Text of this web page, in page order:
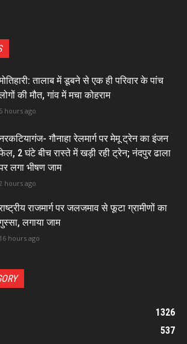
तालाब में डूबने से एक ही परिवार के पांच
की मौत, गांव में मचा कोहराम
5 hours ago
गौनाहा रेलमार्ग पर मेमू ट्रेन का इंजन
2 घंटे बीच रास्ते में खड़ी रही ट्रेन; नंदपुर ढाला
लगा भीषण जाम
hours ago
राजमार्ग पर जलजमाव से फूटा ग्रामीणों का
लगाया जाम
16 hours ago
1326
537